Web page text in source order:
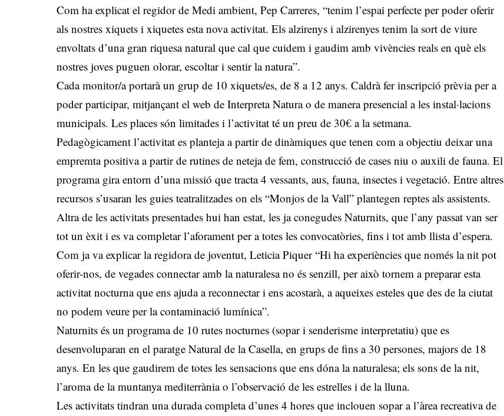
Com ha explicat el regidor de Medi ambient, Pep Carreres, “tenim l’espai perfecte per poder oferir
als nostres xiquets i xiquetes esta nova activitat. Els alzirenys i alzirenyes tenim la sort de viure
envoltats d’una gran riquesa natural que cal que cuidem i gaudim amb vivències reals en què els
nostres joves puguen olorar, escoltar i sentir la natura”.
Cada monitor/a portarà un grup de 10 xiquets/es, de 8 a 12 anys. Caldrà fer inscripció prèvia per a
poder participar, mitjançant el web de Interpreta Natura o de manera presencial a les instal·lacions
municipals. Les places són limitades i l’activitat té un preu de 30€ a la setmana.
Pedagògicament l’activitat es planteja a partir de dinàmiques que tenen com a objectiu deixar una
empremta positiva a partir de rutines de neteja de fem, construcció de cases niu o auxili de fauna. El
programa gira entorn d’una missió que tracta 4 vessants, aus, fauna, insectes i vegetació. Entre altres
recursos s’usaran les guies teatralitzades on els “Monjos de la Vall” plantegen reptes als assistents.
Altra de les activitats presentades hui han estat, les ja conegudes Naturnits, que l’any passat van ser
tot un èxit i es va completar l’aforament per a totes les convocatòries, fins i tot amb llista d’espera.
Com ja va explicar la regidora de joventut, Leticia Piquer “Hi ha experiències que només la nit pot
oferir-nos, de vegades connectar amb la naturalesa no és senzill, per això tornem a preparar esta
activitat nocturna que ens ajuda a reconnectar i ens acostarà, a aqueixes esteles que des de la ciutat
no podem veure per la contaminació lumínica”.
Naturnits és un programa de 10 rutes nocturnes (sopar i senderisme interpretatiu) que es
desenvoluparan en el paratge Natural de la Casella, en grups de fins a 30 persones, majors de 18
anys. En les que gaudirem de totes les sensacions que ens dóna la naturalesa; els sons de la nit,
l’aroma de la muntanya mediterrània o l’observació de les estrelles i de la lluna.
Les activitats tindran una durada completa d’unes 4 hores que inclouen sopar a l’àrea recreativa de